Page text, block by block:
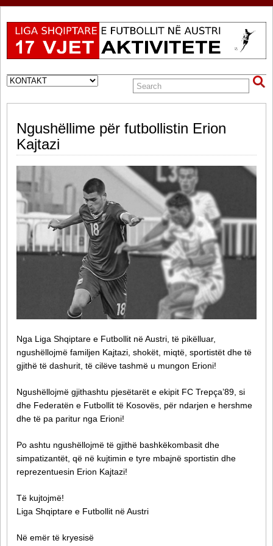
Ngushëllime për futbollistin Erion
Kajtazi
Nga Liga Shqiptare e Futbollit në Austri, të pikëlluar,
ngushëllojmë familjen Kajtazi, shokët, miqtë, sportistët dhe të
gjithë të dashurit, të cilëve tashmë u mungon Erioni!
Ngushëllojmë gjithashtu pjesëtarët e ekipit FC Trepça’89, si
dhe Federatën e Futbollit të Kosovës, për ndarjen e hershme
dhe të pa paritur nga Erioni!
Po ashtu ngushëllojmë të gjithë bashkëkombasit dhe
simpatizantët, që në kujtimin e tyre mbajnë sportistin dhe
reprezentuesin Erion Kajtazi!
Të kujtojmë!
Liga Shqiptare e Futbollit në Austri
Në emër të kryesisë